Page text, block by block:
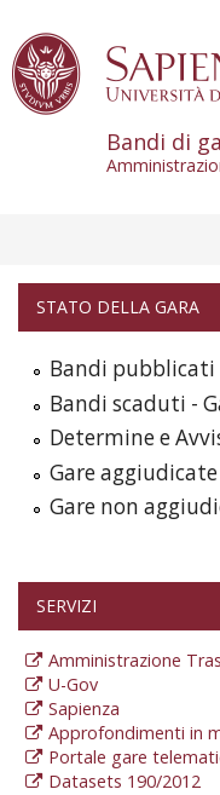
Bandi di
STATO DELLA GARA
Bandi pubblicati
Bandi scaduti -
Determine e
Gare aggiudicate
Gare non
SERVIZI
Amministrazione
U-Gov
Sapienza
Approfondimenti in
Portale gare
Datasets 190/2012